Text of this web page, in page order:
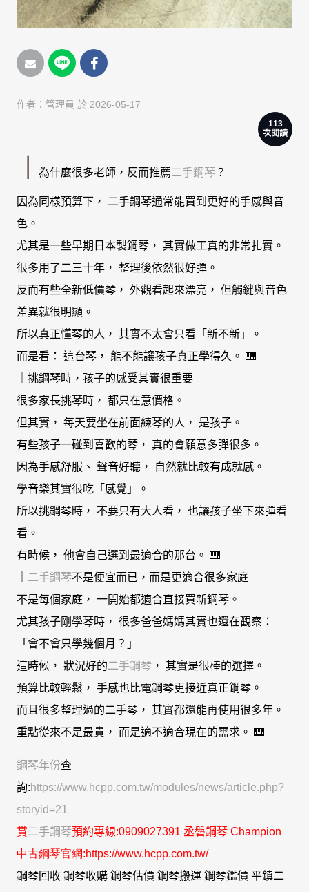
作者： 管理員 於 2026-05-17
113
次閱讀
為什麼很多老師，反而推薦二手鋼琴 ？
因為同樣預算下， 二手鋼琴通常能買到更好的手感與音
色。
尤其是一些早期日本製鋼琴， 其實做工真的非常扎實。
很多用了二三十年， 整理後依然很好彈。
反而有些全新低價琴， 外觀看起來漂亮， 但觸鍵與音色
差異就很明顯。
所以真正懂琴的人， 其實不太會只看「新不新」。
而是看： 這台琴， 能不能讓孩子真正學得久。 🎹
｜挑鋼琴時，孩子的感受其實很重要
很多家長挑琴時， 都只在意價格。
但其實， 每天要坐在前面練琴的人， 是孩子。
有些孩子一碰到喜歡的琴， 真的會願意多彈很多。
因為手感舒服、 聲音好聽， 自然就比較有成就感。
學音樂其實很吃「感覺」。
所以挑鋼琴時， 不要只有大人看， 也讓孩子坐下來彈看
看。
有時候， 他會自己選到最適合的那台。 🎹
二手鋼琴不是便宜而已，而是更適合很多家庭
不是每個家庭， 一開始都適合直接買新鋼琴。
尤其孩子剛學琴時， 很多爸爸媽媽其實也還在觀察：
「會不會只學幾個月？」
這時候， 狀況好的二手鋼琴 ， 其實是很棒的選擇。
預算比較輕鬆， 手感也比電鋼琴更接近真正鋼琴。
而且很多整理過的二手琴， 其實都還能再使用很多年。
重點從來不是最貴， 而是適不適合現在的需求。 🎹
鋼琴年份查
詢:https://www.hcpp.com.tw/modules/news/article.php?
storyid=21
賞二手鋼琴預約專線:0909027391 丞磐鋼琴 Champion
中古鋼琴官網:https://www.hcpp.com.tw/
鋼琴回收 鋼琴收購 鋼琴估價 鋼琴搬運 鋼琴鑑價 平鎮二